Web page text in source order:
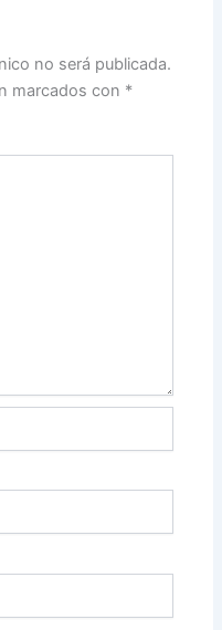
no será publicada.
marcados con *